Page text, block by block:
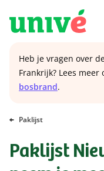
Naar hoofdinhoud
Naar hoofdnavigatie
Naar footer
Heb je vragen over
Frankrijk? Lees meer
bosbrand.
Paklijst
Paklijst